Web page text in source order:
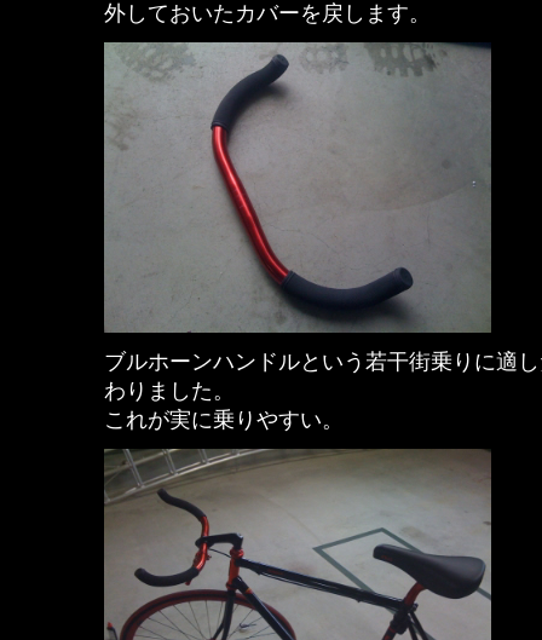
外しておいたカバーを戻します。
ブルホーンハンドルという若干街乗りに適
わりました。
これが実に乗りやすい。